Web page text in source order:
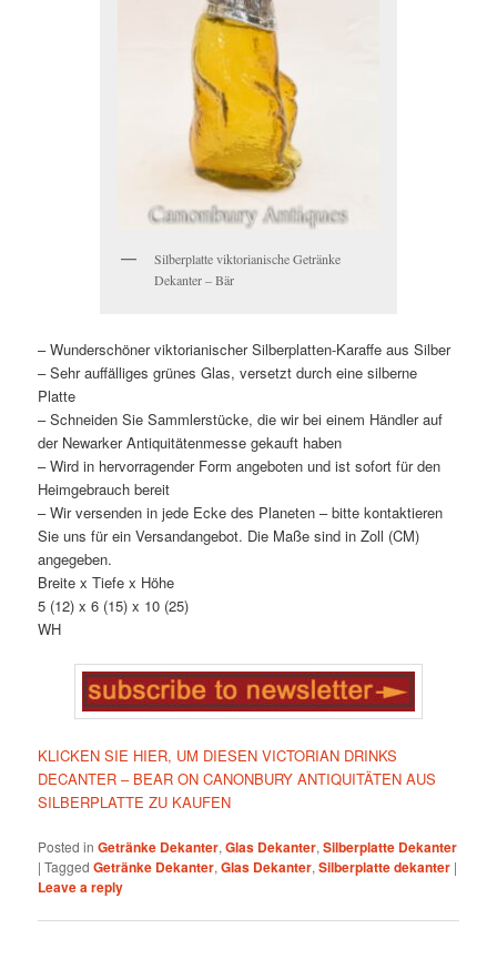
Silberplatte viktorianische Getränke
Dekanter – Bär
– Wunderschöner viktorianischer Silberplatten-Karaffe aus Silber
– Sehr auffälliges grünes Glas, versetzt durch eine silberne
Platte
– Schneiden Sie Sammlerstücke, die wir bei einem Händler auf
der Newarker Antiquitätenmesse gekauft haben
– Wird in hervorragender Form angeboten und ist sofort für den
Heimgebrauch bereit
– Wir versenden in jede Ecke des Planeten – bitte kontaktieren
Sie uns für ein Versandangebot. Die Maße sind in Zoll (CM)
angegeben.
Breite x Tiefe x Höhe
5 (12) x 6 (15) x 10 (25)
WH
KLICKEN SIE HIER, UM DIESEN VICTORIAN DRINKS
DECANTER – BEAR ON CANONBURY ANTIQUITÄTEN AUS
SILBERPLATTE ZU KAUFEN
Posted in Getränke Dekanter,Glas Dekanter,Silberplatte Dekanter
|Tagged Getränke Dekanter,Glas Dekanter,Silberplatte dekanter |
Leave a reply